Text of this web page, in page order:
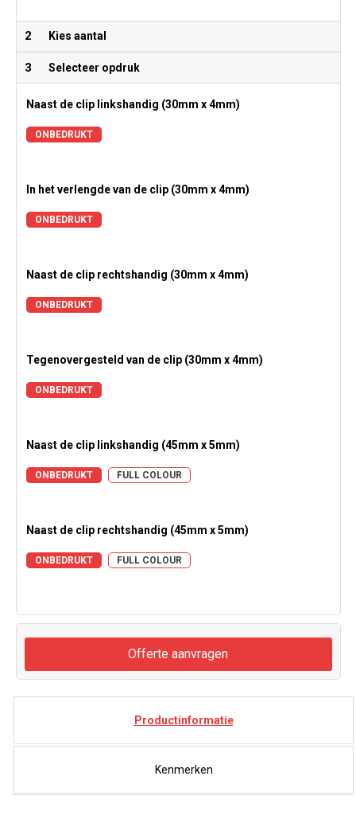
2 Kies aantal
3 Selecteer opdruk
Naast de clip linkshandig (30mm x 4mm)
ONBEDRUKT
In het verlengde van de clip (30mm x 4mm)
ONBEDRUKT
Naast de clip rechtshandig (30mm x 4mm)
ONBEDRUKT
Tegenovergesteld van de clip (30mm x 4mm)
ONBEDRUKT
Naast de clip linkshandig (45mm x 5mm)
ONBEDRUKT FULL COLOUR
Naast de clip rechtshandig (45mm x 5mm)
ONBEDRUKT FULL COLOUR
Offerte aanvragen
Productinformatie
Kenmerken